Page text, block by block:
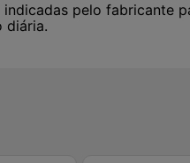
pelo fabricante
diária.